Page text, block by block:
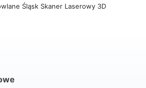
Śląsk Skaner Laserowy 3D